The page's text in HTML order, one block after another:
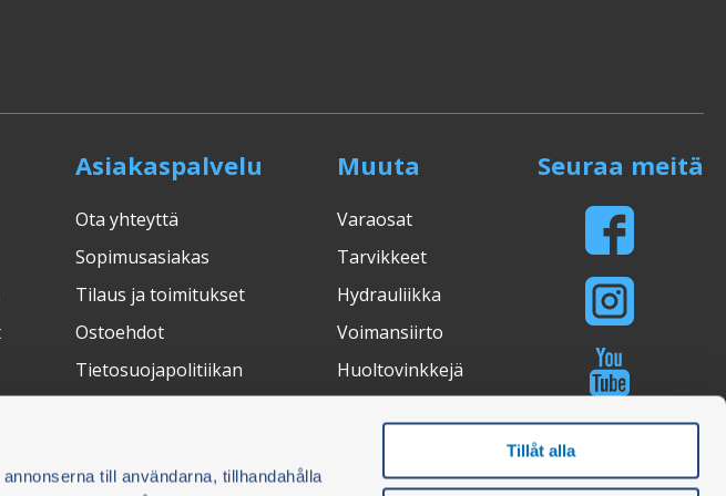
till användarna, tillhandahålla
Tillåt alla
Asiakaspalvelu
Ota yhteyttä
Sopimusasiakas
Tilaus ja toimitukset
Ostoehdot
Tietosuojapolitiikan
FAQ
Muuta
Varaosat
Tarvikkeet
Hydrauliikka
Voimansiirto
Huoltovinkkejä
Seuraa meitä